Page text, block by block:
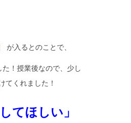
が入るとのことで、
！授業後なので、少し
てくれました！
てほしい」